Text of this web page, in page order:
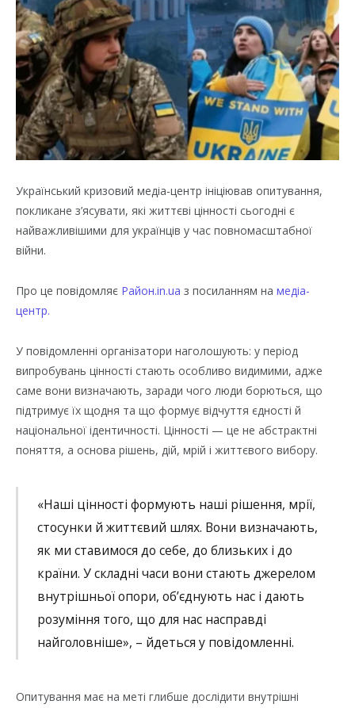
Український кризовий медіа-центр ініціював опитування,
покликане з’ясувати, які життєві цінності сьогодні є
найважливішими для українців у час повномасштабної
війни.
Про це повідомляє Район.in.ua з посиланням на медіа-
центр.
У повідомленні організатори наголошують: у період
випробувань цінності стають особливо видимими, адже
саме вони визначають, заради чого люди борються, що
підтримує їх щодня та що формує відчуття єдності й
національної ідентичності. Цінності — це не абстрактні
поняття, а основа рішень, дій, мрій і життєвого вибору.
«Наші цінності формують наші рішення, мрії,
стосунки й життєвий шлях. Вони визначають,
як ми ставимося до себе, до близьких і до
країни. У складні часи вони стають джерелом
внутрішньої опори, об’єднують нас і дають
розуміння того, що для нас насправді
найголовніше», – йдеться у повідомленні.
Опитування має на меті глибше дослідити внутрішні